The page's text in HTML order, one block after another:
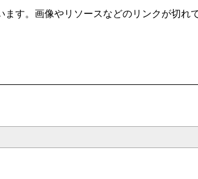
ます。画像やリソースなどのリンクが切